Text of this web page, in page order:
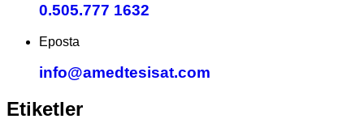
0.505.777 1632
Eposta
info@amedtesisat.com
Etiketler